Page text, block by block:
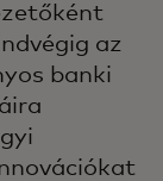
az
banki